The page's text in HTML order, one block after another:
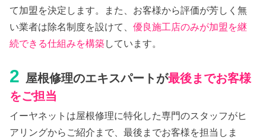
て加盟を決定します。また、お客様から評価が芳しく無
い業者は除名制度を設けて、優良施工店のみが加盟を継
続できる仕組みを構築しています。
2 屋根修理のエキスパートが最後までお客様
をご担当
イーヤネットは屋根修理に特化した専門のスタッフがヒ
アリングからご紹介まで、最後までお客様を担当しま